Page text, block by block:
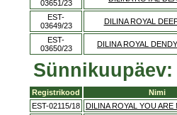
03651/23
EST-
03649/23
DILINA ROYAL
EST-
03650/23
DILINA ROYAL
Sünnikuupäev:
Registrikood Nimi
EST-02115/18
DILINA ROYAL YOU ARE